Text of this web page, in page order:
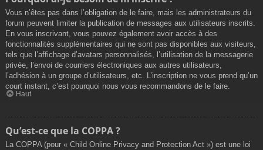
Vous n’êtes pas dans l’obligation de le faire, mais les administrateurs du
forum peuvent limiter la publication de messages aux utilisateurs inscrits.
En vous inscrivant, vous pouvez également avoir accès à des
fonctionnalités supplémentaires qui ne sont pas disponibles aux visiteurs,
tels que l’affichage d’avatars personnalisés, l’utilisation de la messagerie
privée, l’envoi de courriers électroniques aux autres utilisateurs,
l’adhésion à un groupe d’utilisateurs, etc. L’inscription ne vous prend qu’un
court instant, c’est pourquoi nous vous recommandons de le faire.
Haut
Qu’est-ce que la COPPA ?
La COPPA (pour « Child Online Privacy and Protection Act ») est une loi